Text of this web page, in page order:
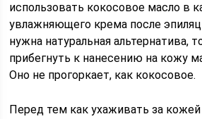
использовать кокосовое масло в
увлажняющего крема после
нужна натуральная альтернатива,
прибегнуть к нанесению на кожу
Оно не прогоркает, как кокосовое.
Перед тем как ухаживать за кожей